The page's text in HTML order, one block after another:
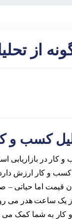
از
کسب و
و کار در بازاریابی
کسب و کار ارزش
قیمت اما
از یک ساعت هدر می
کار به شما کمک می